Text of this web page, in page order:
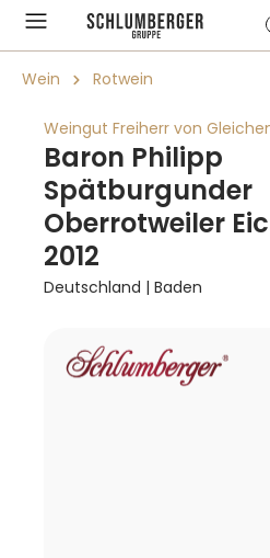
springen
Wein Rotwein
Weingut Freiherr von
Baron Philipp
Spätburgunder
Oberrotweiler
2012
Deutschland | Baden
Bildergalerie überspringen